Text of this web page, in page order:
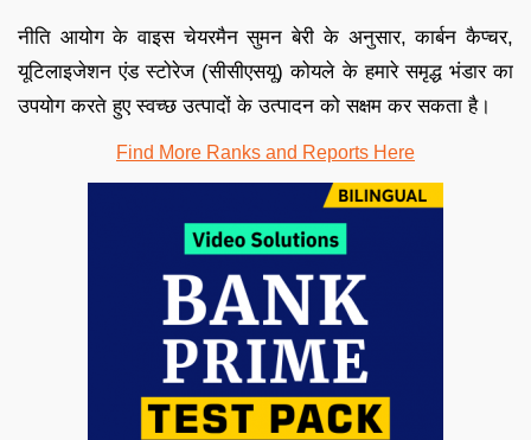
नीति आयोग के वाइस चेयरमैन सुमन बेरी के अनुसार, कार्बन कैप्चर,
यूटिलाइजेशन एंड स्टोरेज (सीसीएसयू) कोयले के हमारे समृद्ध भंडार का
उपयोग करते हुए स्वच्छ उत्पादों के उत्पादन को सक्षम कर सकता है।
Find More Ranks and Reports Here